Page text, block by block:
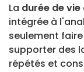
La durée de vie
intégrée à
seulement
supporter des
répétés et